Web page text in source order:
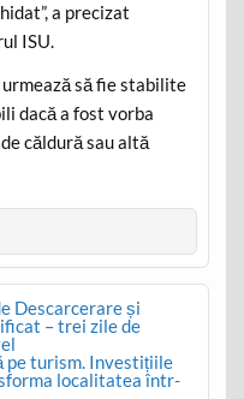
a precizat
ISU.
să fie stabilite
dacă a fost vorba
căldură sau altă
Descarcerare și
– trei zile de
pe turism. Investițiile
localitatea într-